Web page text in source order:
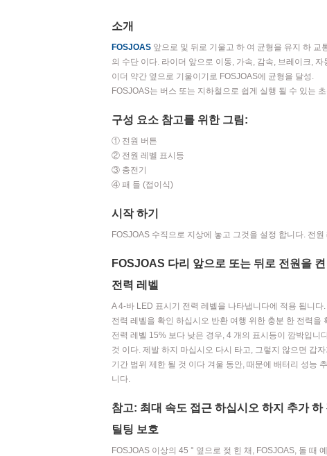
소개
FOSJOAS 앞으로 및 뒤로 기울고 하 여 균형을 유지 하
의 수단 이다. 라이더 앞으로 이동, 가속, 감속, 브레이크,
이더 약간 옆으로 기울이기로 FOSJOAS에 균형을 달성.
FOSJOAS는 버스 또는 지하철으로 쉽게 실행 될 수 있는
구성 요소 참고를 위한 그림:
① 전원 버튼
② 전원 레벨 표시등
③ 충전기
④ 패 들 (접이식)
시작 하기
FOSJOAS 수직으로 지상에 놓고 그것을 설정 합니다. 전
FOSJOAS 다리 앞으로 또는 뒤로 전원을
전력 레벨
A 4-바 LED 표시기 전력 레벨을 나타냅니다에 적용 됩니
전력 레벨을 확인 하십시오 반환 여행 위한 충분 한 전력
전력 레벨 15% 보다 낮은 경우, 4 개의 표시등이 깜박입니
것 이다. 제발 하지 마십시오 다시 타고, 그렇지 않으면 갑
기간 범위 제한 될 것 이다 겨울 동안, 때문에 배터리 성능
니다.
참고: 최대 속도 접근 하십시오 하지 추가
틸팅 보호
FOSJOAS 이상의 45 ° 옆으로 젖 힌 채, FOSJOAS, 돌 때